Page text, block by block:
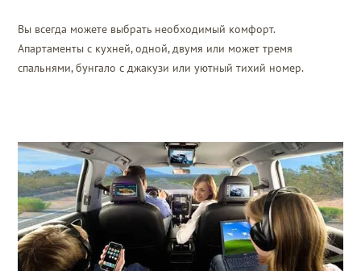
Вы всегда можете выбрать необходимый комфорт.
Апартаменты с кухней, одной, двумя или может тремя
спальнями, бунгало с джакузи или уютный тихий номер.